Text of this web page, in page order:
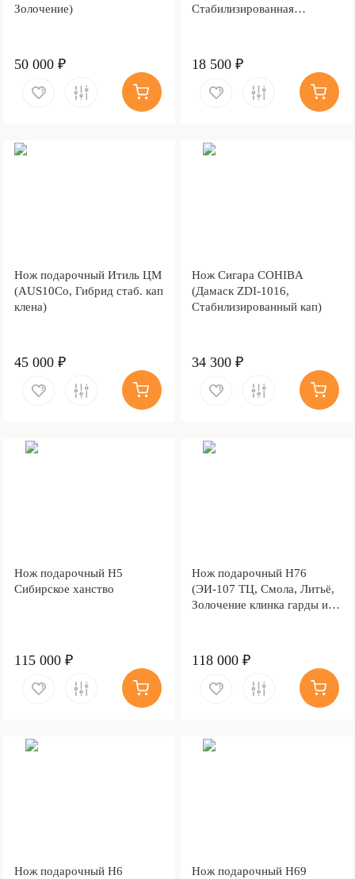
Золочение)
50 000 ₽
Стабилизированная
18 500 ₽
Нож подарочный Итиль ЦМ
(AUS10Co, Гибрид стаб. кап
клена)
45 000 ₽
Нож Сигара COHIBA
(Дамаск ZDI-1016,
Стабилизированный кап)
34 300 ₽
Нож подарочный Н5
Сибирское ханство
115 000 ₽
Нож подарочный Н76
(ЭИ-107 ТЦ, Смола, Литьё,
Золочение клинка гарды и
118 000 ₽
Нож подарочный Н6
Нож подарочный Н69